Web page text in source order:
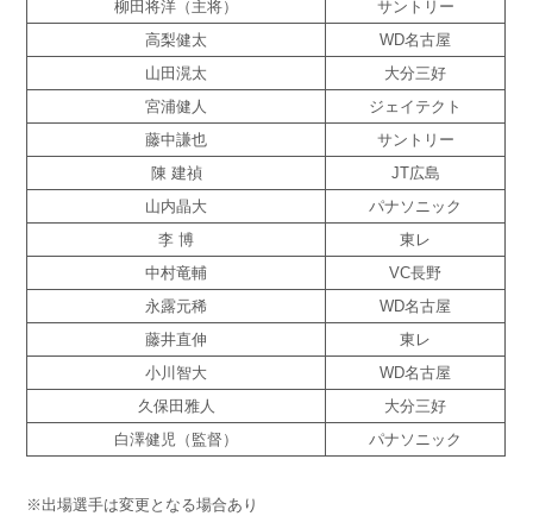
柳田将洋（主将）
サントリー
高梨健太
WD名古屋
山田滉太
大分三好
宮浦健人
ジェイテクト
藤中謙也
サントリー
陳 建禎
JT広島
山内晶大
パナソニック
李 博
東レ
中村竜輔
VC長野
永露元稀
WD名古屋
藤井直伸
東レ
小川智大
WD名古屋
久保田雅人
大分三好
白澤健児（監督）
パナソニック
※出場選手は変更となる場合あり